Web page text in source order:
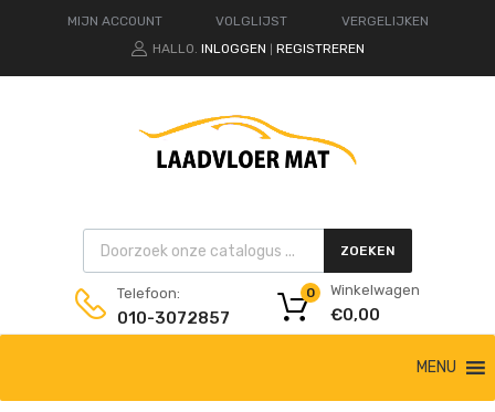
MIJN ACCOUNT VOLGLIJST
VERGELIJKEN
HALLO. INLOGGEN REGISTREREN
Products search ZOEKEN
Telefoon:
010-3072857
Winkelwagen
€0,00
0
de
MENU